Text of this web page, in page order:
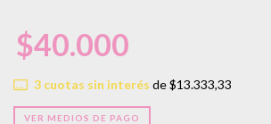
$40.000
3cuotas sin interés de$13.333,33
VER MEDIOS DE PAGO